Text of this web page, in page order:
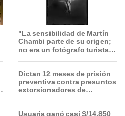
"La sensibilidad de Martín
Chambi parte de su origen;
no era un fotógrafo turista,
Dictan 12 meses de prisión
preventiva contra presuntos
extorsionadores de
Usuaria ganó casi S/14.850